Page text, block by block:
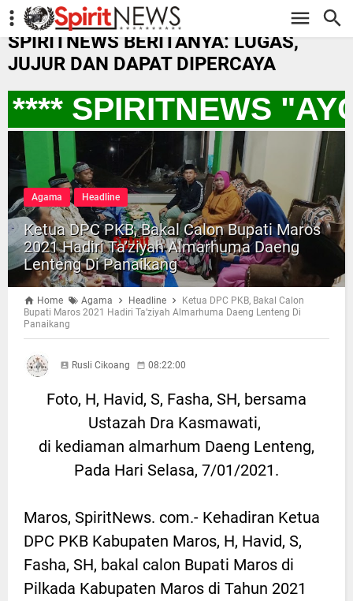
-->
SPIRITNEWS BERITANYA: LUGAS,
JUJUR DAN DAPAT DIPERCAYA
SPIRITNEWS "AYO
Agama Headline
Ketua DPC PKB, Bakal Calon Bupati Maros
2021 Hadiri Ta’ziyah Almarhuma Daeng
Lenteng Di Panaikang
Home Agama Headline
Ketua DPC PKB, Bakal Calon
Bupati Maros 2021 Hadiri Ta’ziyah Almarhuma Daeng Lenteng Di
Panaikang
Rusli Cikoang 08:22:00
Foto, H, Havid, S, Fasha, SH, bersama
Ustazah Dra Kasmawati,
di kediaman almarhum Daeng Lenteng,
Pada Hari Selasa, 7/01/2021.
Maros, SpiritNews. com.- Kehadiran Ketua
DPC PKB Kabupaten Maros, H, Havid, S,
Fasha, SH, bakal calon Bupati Maros di
Pilkada Kabupaten Maros di Tahun 2021